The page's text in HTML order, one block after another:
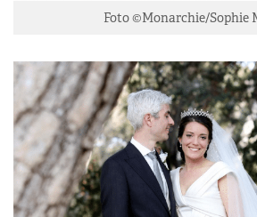
Foto ©Monarchie/Sophie